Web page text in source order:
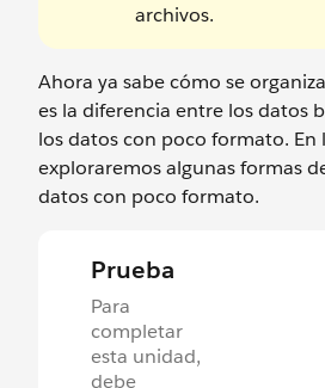
archivos.
Ahora ya sabe cómo se
es la diferencia entre los datos
los datos con poco formato. En
exploraremos algunas formas
datos con poco formato.